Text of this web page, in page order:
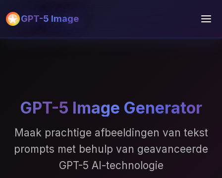
GPT-5 Image
GPT-5 Image Generator
Maak prachtige afbeeldingen van tekst
prompts met behulp van geavanceerde
GPT-5 AI-technologie